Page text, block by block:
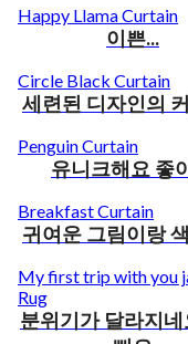
Happy Llama Curtain
이쁜...
Circle Black Curtain
세련된 디자인의
Penguin Curtain
유니크해요 좋
Breakfast Curtain
귀여운 그림이랑
My first trip with you
Rug
분위기가 달라지네